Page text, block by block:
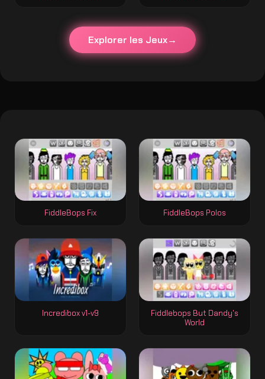
Explorer les Jeux
FiddleBops Fix FiddleBops Polos
Incredibox v1-v9
Fiddlebops But Dandy's
World